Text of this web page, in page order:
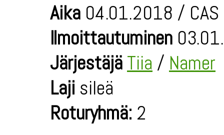
Aika 04.01.2018 /
Ilmoittautuminen
Järjestäjä Tiia / Namer
Laji sileä
Roturyhmä: 2